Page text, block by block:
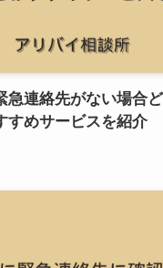
急連絡先がない場合
すめサービスを紹介